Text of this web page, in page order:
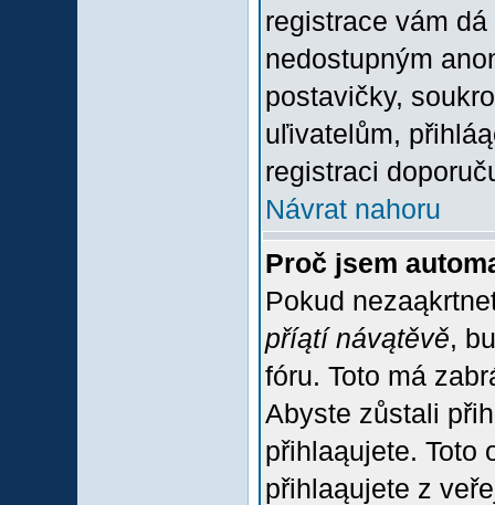
registrace vám
nedostupným
postavičky,
uľivatelům,
registraci
Návrat nahoru
Proč jsem
Pokud
příątí návątěvě,
fóru. Toto má
Abyste zůstali
přihlaąujete. Toto
přihlaąujete z